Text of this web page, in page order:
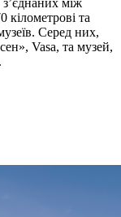
з’єднаних між
та
Серед них,
Vasa, та музей,